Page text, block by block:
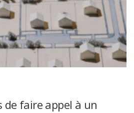
de faire appel à un